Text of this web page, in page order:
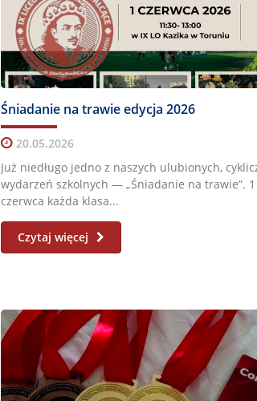
Śniadanie na trawie edycja 2026
20.05.2026
Już niedługo jedno z naszych ulubionych,
wydarzeń szkolnych — „Śniadanie na trawie”. 1
czerwca każda klasa...
Czytaj więcej